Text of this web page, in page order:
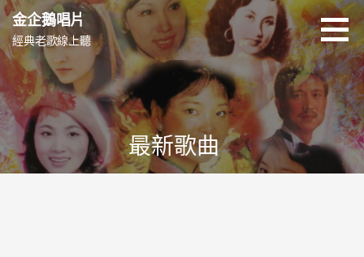
跳
至
主
內
容
金企鵝唱片
經典老歌線上聽
最新歌曲